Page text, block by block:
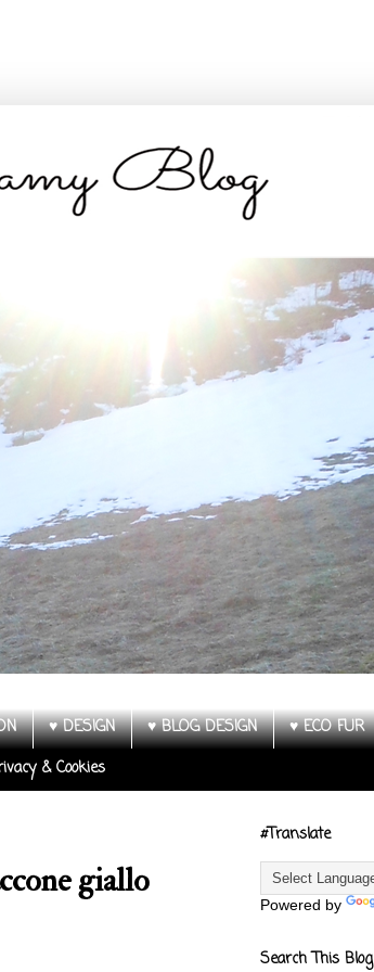
♥ DESIGN ♥ BLOG DESIGN ♥ ECO FUR
& Cookies
giallo
#Translate
Powered by
Search This Blog